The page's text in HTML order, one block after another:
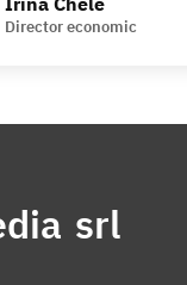
Director economic
srl